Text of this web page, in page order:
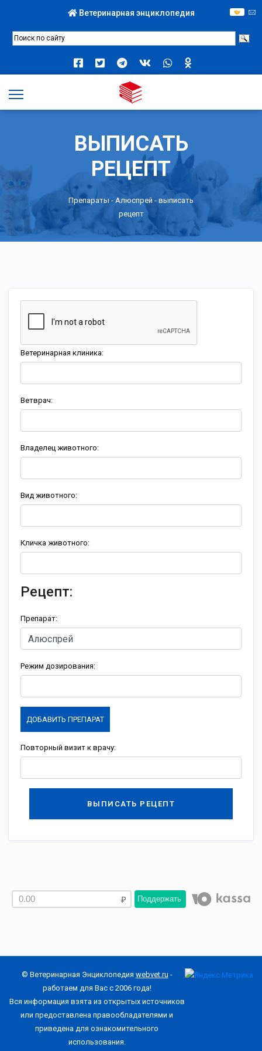
Ветеринарная энциклопедия
ВЫПИСАТЬ
РЕЦЕПТ
Препараты - Алюспрей - выписать
рецепт
Ветеринарная клиника:
Ветврач:
Владелец животного:
Вид животного:
Кличка животного:
Рецепт:
Препарат:
Режим дозирования:
ДОБАВИТЬ ПРЕПАРАТ
Повторный визит к врачу:
ВЫПИСАТЬ РЕЦЕПТ
Поддержать
© Ветеринарная Энциклопедия webvet.ru -
работаем для Вас с 2006 года!
Вся информация взята из открытых источников
или предоставлена правообладателями и
приведена для ознакомительного
использования.